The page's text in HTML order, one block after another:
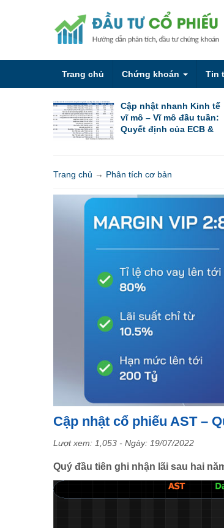
Trang chủ Chứng khoán Tin
Cập nhật nhanh Kinh tế
vĩ mô – Vĩ mô đầu tuần:
Quyết định của ECB &
Trang chủ → Phân tích cơ bản
Cập nhật cổ phiếu AST –
Lượt xem: 1,053 - Ngày: 19/07/2022
Quý đầu tiên ghi nhận lãi sau hai